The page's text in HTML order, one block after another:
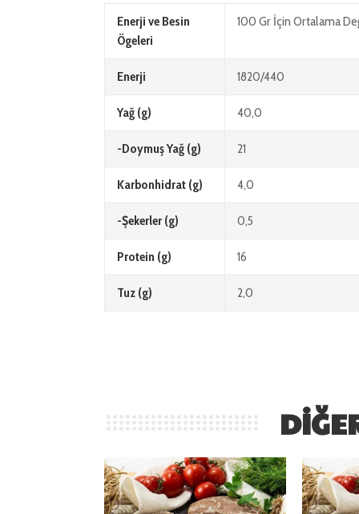
Enerji ve Besin
Ögeleri
100 Gr İçin Ortalama
Enerji 1820/440
Yağ (g) 40,0
-Doymuş Yağ (g) 21
Karbonhidrat (g) 4,0
-Şekerler (g) 0,5
Protein (g) 16
Tuz (g) 2,0